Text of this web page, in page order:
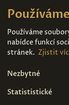
Používáme
nabídce funkcí
stránek. Zjistit
Nezbytné
Statististické